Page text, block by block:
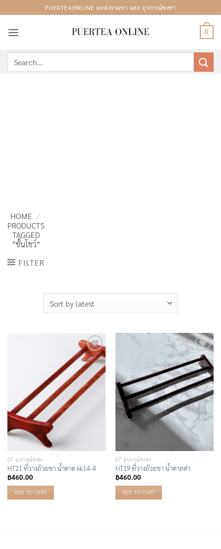
to
content
PUERTEAONLINE แหล่งรวมชา และ อุปกรณ์ชงชา
0
for:
HOME /
PRODUCTS
TAGGED
“ชั้นโชว์”
FILTER
Add to
Wishlist
07 อุปกรณ์ชงชา
HT21 ที่วางถ้วยชา น้ำตาล kk14-4
฿460.00
ADD TO CART
Add to
Wishlist
07 อุปกรณ์ชงชา
HT19 ที่วางถ้วยชา น้ำตาลดำ
฿460.00
ADD TO CART